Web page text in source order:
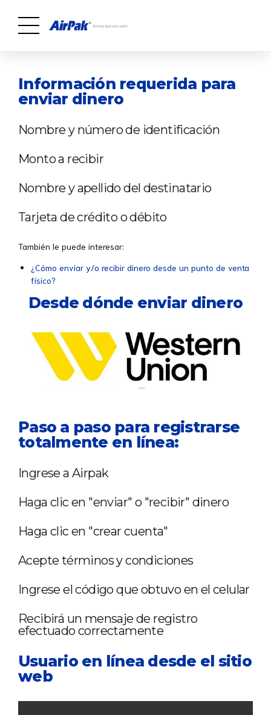
Información requerida para
enviar dinero
Nombre y número de identificación
Monto a recibir
Nombre y apellido del destinatario
Tarjeta de crédito o débito
También le puede interesar:
¿Cómo enviar y/o recibir dinero desde un punto de venta
físico?
Desde dónde enviar dinero
Paso a paso para registrarse
totalmente en línea:
Ingrese a Airpak
Haga clic en "enviar" o "recibir" dinero
Haga clic en "crear cuenta"
Acepte términos y condiciones
Ingrese el código que obtuvo en el celular
Recibirá un mensaje de registro
efectuado correctamente
Usuario en línea desde el sitio
web